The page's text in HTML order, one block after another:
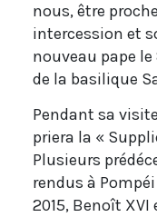
nous, être
intercession et
nouveau pape
de la basilique
Pendant sa
priera la «
Plusieurs
rendus à
2015, Benoît